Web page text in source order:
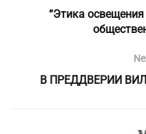
“Этика
В ПРЕДДВЕРИИ